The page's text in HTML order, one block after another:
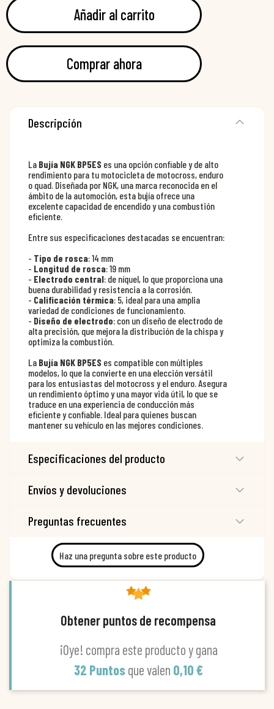
Añadir al carrito
Comprar ahora
Descripción
La Bujía NGK BP5ES es una opción confiable y de alto
rendimiento para tu motocicleta de motocross, enduro
o quad. Diseñada por NGK, una marca reconocida en el
ámbito de la automoción, esta bujía ofrece una
excelente capacidad de encendido y una combustión
eficiente.
Entre sus especificaciones destacadas se encuentran:
- Tipo de rosca: 14 mm
- Longitud de rosca: 19 mm
- Electrodo central: de níquel, lo que proporciona una
buena durabilidad y resistencia a la corrosión.
- Calificación térmica: 5, ideal para una amplia
variedad de condiciones de funcionamiento.
- Diseño de electrodo: con un diseño de electrodo de
alta precisión, que mejora la distribución de la chispa y
optimiza la combustión.
La Bujía NGK BP5ES es compatible con múltiples
modelos, lo que la convierte en una elección versátil
para los entusiastas del motocross y el enduro. Asegura
un rendimiento óptimo y una mayor vida útil, lo que se
traduce en una experiencia de conducción más
eficiente y confiable. Ideal para quienes buscan
mantener su vehículo en las mejores condiciones.
Especificaciones del producto
Envíos y devoluciones
Preguntas frecuentes
Haz una pregunta sobre este producto
Obtener puntos de recompensa
¡Oye! compra este producto y gana
32 Puntos que valen 0,10 €